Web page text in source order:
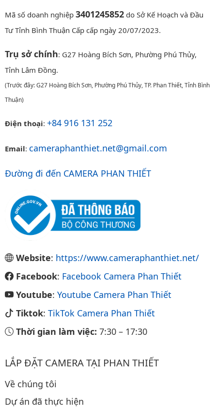
Mã số doanh nghiệp 3401245852 do Sở Kế Hoạch và Đầu
Tư Tỉnh Bình Thuận Cấp cấp ngày 20/07/2023.
Trụ sở chính: G27 Hoàng Bích Sơn, Phường Phú Thủy,
Tỉnh Lâm Đồng.
(Trước đây: G27 Hoàng Bích Sơn, Phường Phú Thủy, TP. Phan Thiết, Tỉnh Bình
Thuận)
Điện thoại: +84 916 131 252
Email: cameraphanthiet.net@gmail.com
Đường đi đến CAMERA PHAN THIẾT
Website: https://www.cameraphanthiet.net/
Facebook: Facebook Camera Phan Thiết
Youtube: Youtube Camera Phan Thiết
Tiktok: TikTok Camera Phan Thiết
Thời gian làm việc: 7:30 – 17:30
LẮP ĐẶT CAMERA TẠI PHAN THIẾT
Về chúng tôi
Dự án đã thực hiện